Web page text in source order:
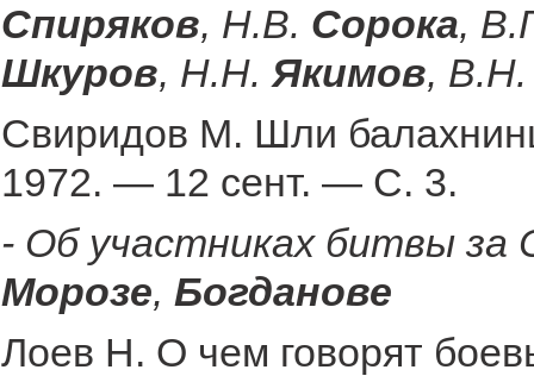
Спиряков, Н.В. Сорока,
Шкуров, Н.Н. Якимов, В.Н.
Свиридов М. Шли
1972. — 12 сент. — С. 3.
- Об участниках битвы
Морозе, Богданове
Лоев Н. О чем говорят